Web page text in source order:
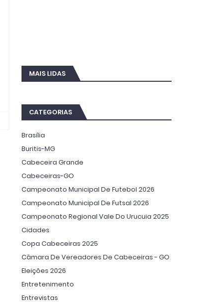
MAIS LIDAS
CATEGORIAS
Brasília
Buritis-MG
Cabeceira Grande
Cabeceiras-GO
Campeonato Municipal De Futebol 2026
Campeonato Municipal De Futsal 2026
Campeonato Regional Vale Do Urucuia 2025
Cidades
Copa Cabeceiras 2025
Câmara De Vereadores De Cabeceiras - GO
Eleições 2026
Entretenimento
Entrevistas